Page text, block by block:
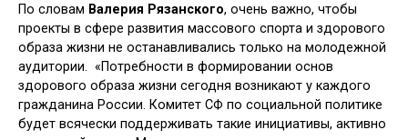
По словам Валерия Рязанского, очень важно, чтобы
проекты в сфере развития массового спорта и здорового
образа жизни не останавливались только на молодежной
аудитории. «Потребности в формировании основ
здорового образа жизни сегодня возникают у каждого
гражданина России. Комитет СФ по социальной политике
будет всячески поддерживать такие инициативы, активно